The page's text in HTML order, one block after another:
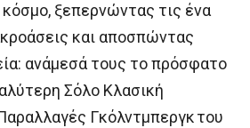
κόσμο, ξεπερνώντας τις ένα
και αποσπώντας
ανάμεσά τους το πρόσφατο
Σόλο Κλασική
Γκόλντμπεργκ του